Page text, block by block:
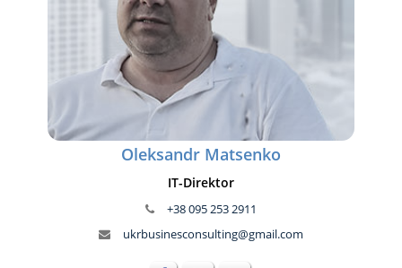
Oleksandr Matsenko
IT-Direktor
+38 095 253 2911
ukrbusinesconsulting@gmail.com